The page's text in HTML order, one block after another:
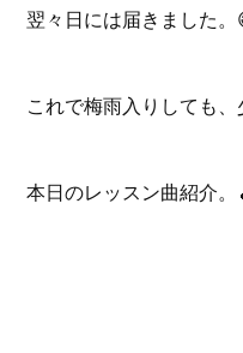
翌々日には届きました
これで梅雨入りしても
本日のレッスン曲紹介。